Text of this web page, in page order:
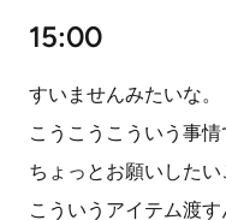
15:00
すいませんみたいな。
こうこうこういう事情
ちょっとお願いしたい
こういうアイテム渡す